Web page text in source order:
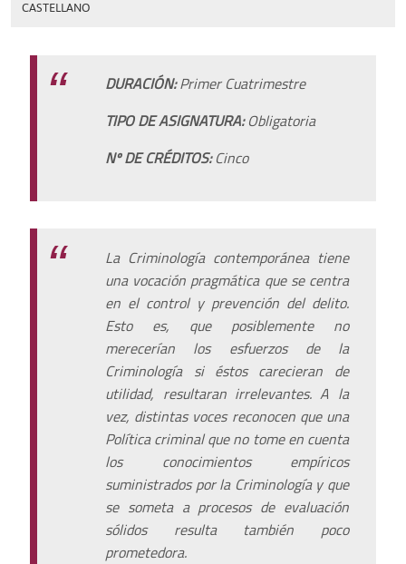
CASTELLANO
DURACIÓN:Primer Cuatrimestre
TIPO DE ASIGNATURA:Obligatoria
Nº DE CRÉDITOS:Cinco
La Criminología contemporánea tiene
una vocación pragmática que se centra
en el control y prevención del delito.
Esto es, que posiblemente no
merecerían los esfuerzos de la
Criminología si éstos carecieran de
utilidad, resultaran irrelevantes. A la
vez, distintas voces reconocen que una
Política criminal que no tome en cuenta
los conocimientos empíricos
suministrados por la Criminología y que
se someta a procesos de evaluación
sólidos resulta también poco
prometedora.